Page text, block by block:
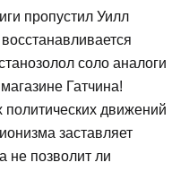
пропустил Уилл
соло аналоги
Гатчина!
политических движений
заставляет
не позволит ли